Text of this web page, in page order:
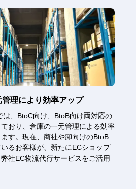
理により効率アップ
は、BtoC向け、BtoB向け両対応の
おり、倉庫の一元管理による効率
す。現在、商社や卸向けのBtoB
るお客様が、新たにECショップ
社EC物流代行サービスをご活用